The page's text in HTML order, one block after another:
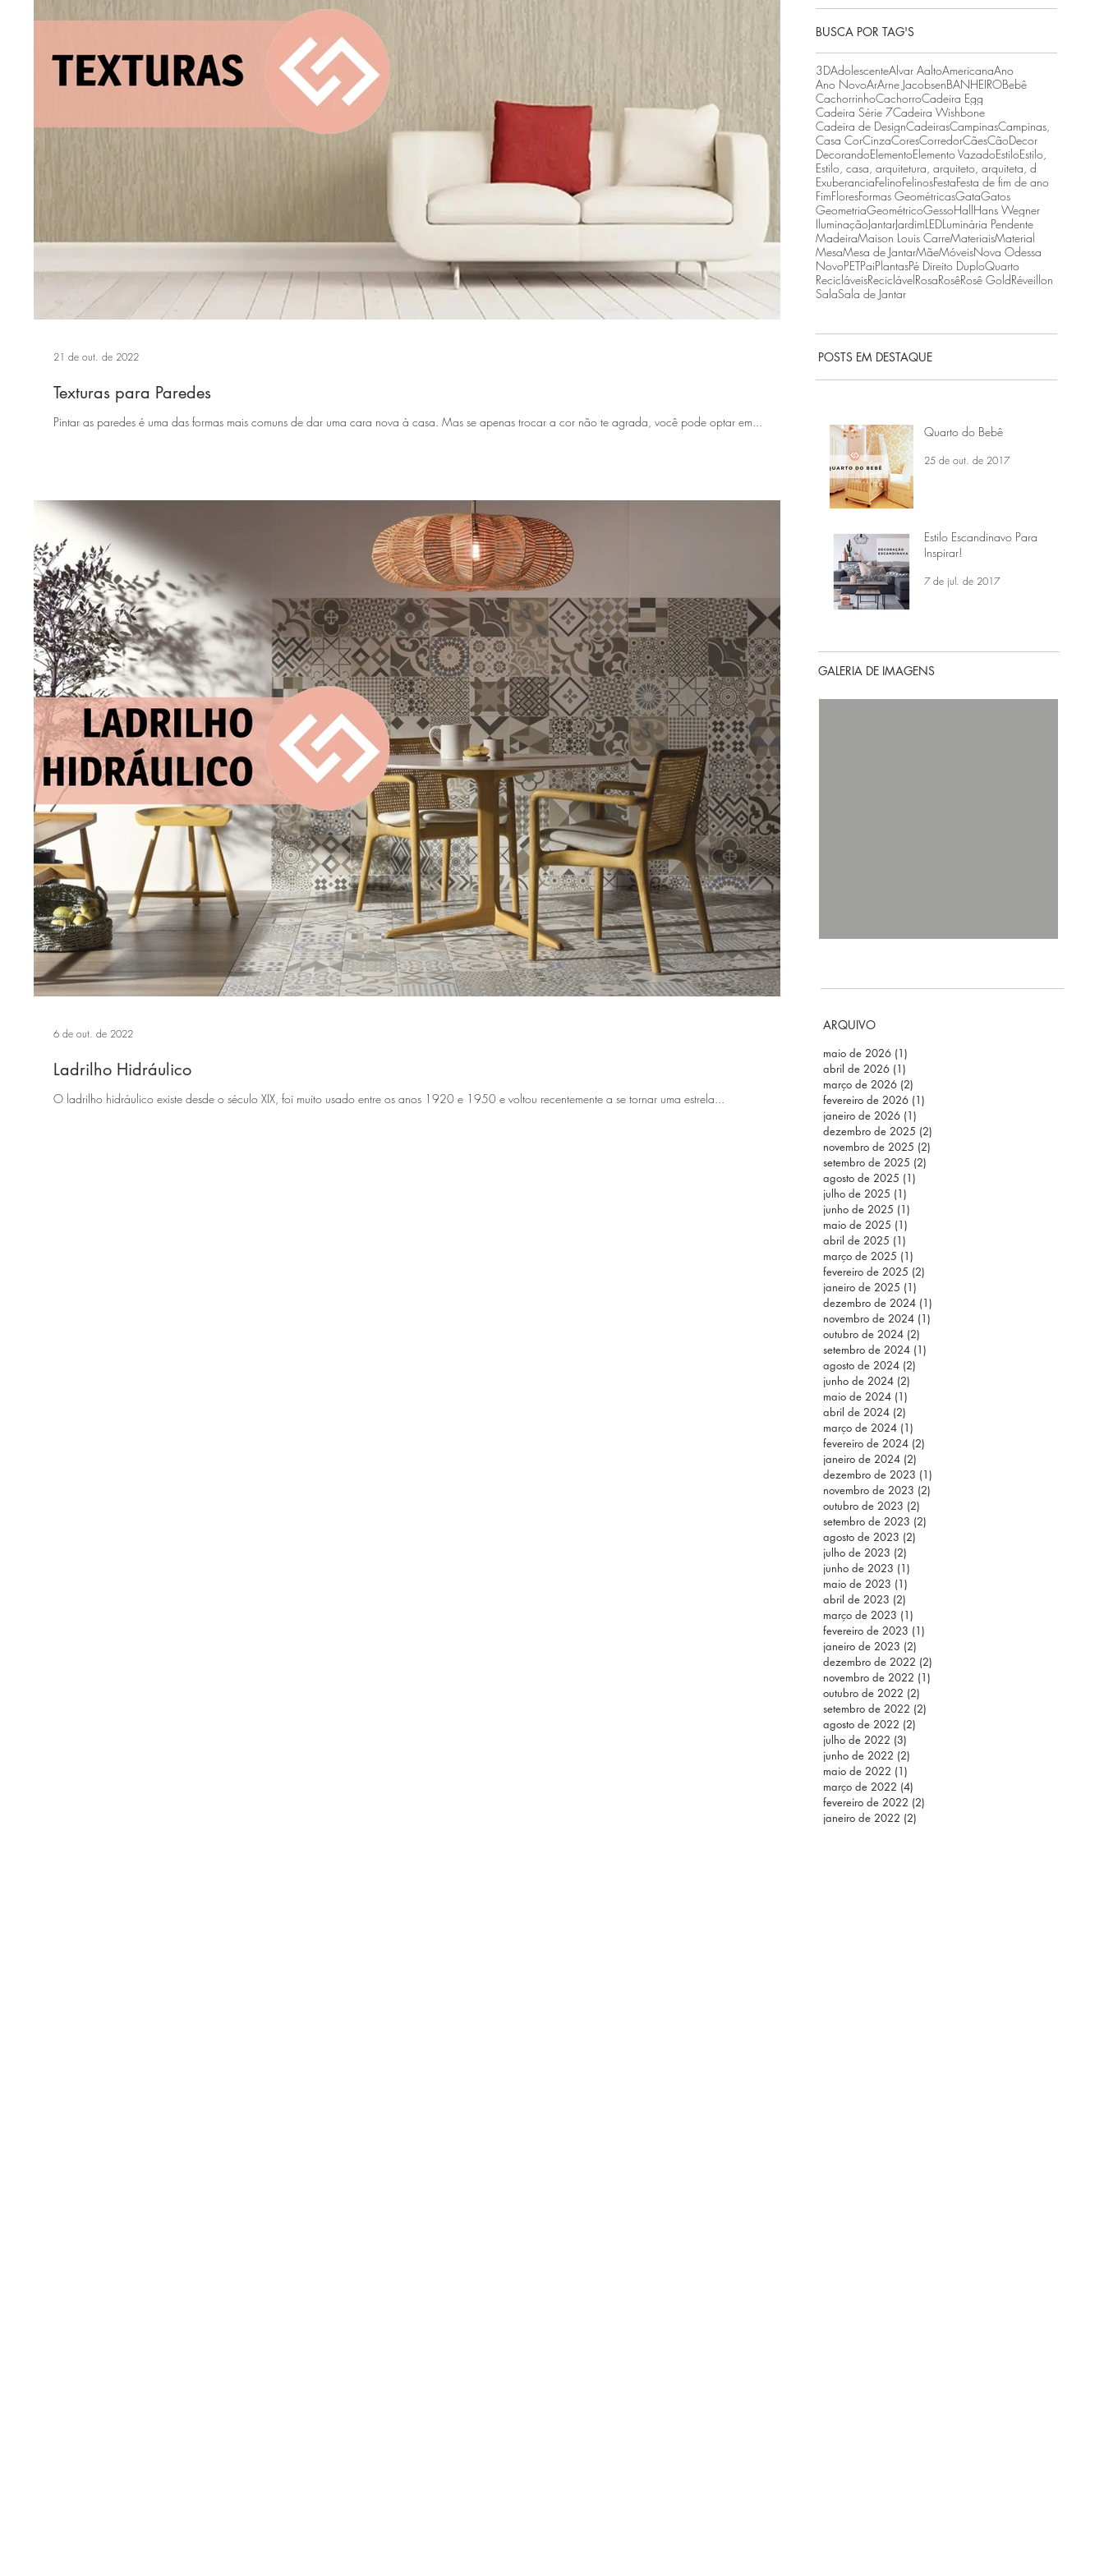
Texturas para Paredes
Pintar as paredes é uma das formas mais comuns de dar uma cara nova à casa. Mas se apenas trocar a cor não te agrada, você pode optar em...
21 de out. de 2022
Ladrilho Hidráulico
O ladrilho hidráulico existe desde o século XIX, foi muito usado entre os anos 1920 e 1950 e voltou recentemente a se tornar uma estrela...
6 de out. de 2022
BUSCA POR TAG'S
3DAdolescenteAlvar AaltoAmericanaAno
Ano NovoArArne JacobsenBANHEIROBebê
CachorrinhoCachorroCadeira Egg
Cadeira Série 7Cadeira Wishbone
Cadeira de DesignCadeirasCampinasCampinas,
Casa CorCinzaCoresCorredorCãesCãoDecor
DecorandoElementoElemento VazadoEstiloEstilo,
Estilo, casa, arquitetura, arquiteto, arquiteta, d
ExuberanciaFelinoFelinosFestaFesta de fim de ano
FimFloresFormas GeométricasGataGatos
GeometriaGeométricoGessoHallHans Wegner
IluminaçãoJantarJardimLEDLuminária Pendente
MadeiraMaison Louis CarreMateriaisMaterial
MesaMesa de JantarMãeMóveisNova Odessa
NovoPETPaiPlantasPé Direito DuploQuarto
RecicláveisReciclávelRosaRosêRosê GoldRéveillon
SalaSala de Jantar
POSTS EM DESTAQUE
Quarto do Bebê
25 de out. de 2017
Estilo Escandinavo Para
Inspirar!
7 de jul. de 2017
GALERIA DE IMAGENS
ARQUIVO
maio de 2026 (1)
abril de 2026 (1)
março de 2026 (2)
fevereiro de 2026 (1)
janeiro de 2026 (1)
dezembro de 2025 (2)
novembro de 2025 (2)
setembro de 2025 (2)
agosto de 2025 (1)
julho de 2025 (1)
junho de 2025 (1)
maio de 2025 (1)
abril de 2025 (1)
março de 2025 (1)
fevereiro de 2025 (2)
janeiro de 2025 (1)
dezembro de 2024 (1)
novembro de 2024 (1)
outubro de 2024 (2)
setembro de 2024 (1)
agosto de 2024 (2)
junho de 2024 (2)
maio de 2024 (1)
abril de 2024 (2)
março de 2024 (1)
fevereiro de 2024 (2)
janeiro de 2024 (2)
dezembro de 2023 (1)
novembro de 2023 (2)
outubro de 2023 (2)
setembro de 2023 (2)
agosto de 2023 (2)
julho de 2023 (2)
junho de 2023 (1)
maio de 2023 (1)
abril de 2023 (2)
março de 2023 (1)
fevereiro de 2023 (1)
janeiro de 2023 (2)
dezembro de 2022 (2)
novembro de 2022 (1)
outubro de 2022 (2)
setembro de 2022 (2)
agosto de 2022 (2)
julho de 2022 (3)
junho de 2022 (2)
maio de 2022 (1)
março de 2022 (4)
fevereiro de 2022 (2)
janeiro de 2022 (2)